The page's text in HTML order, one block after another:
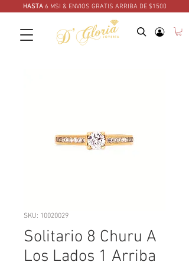
HASTA6 MSI & ENVIOS GRATIS ARRIBA DE $1500
SKU: 10020029
Solitario 8 Churu A
Los Lados 1 Arriba